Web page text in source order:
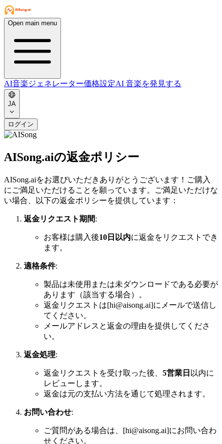
Open main menu
AI音楽ジェネレーター価格設定AI 音楽を発見する
JA
ログイン
AISong.aiの返金ポリシー
AISong.aiをお選びいただきありがとうございます！ご購入
にご満足いただけることを願っています。ご満足いただけな
い場合、以下の返金ポリシーを提供しています：
返金リクエスト期間:
お客様は購入後10日以内に返金をリクエストでき
ます。
適格条件:
製品は未使用または未ダウンロードである必要が
あります（該当する場合）。
返金リクエストは[hi@aisong.ai]にメールで送信し
てください。
メールアドレスと返金の理由を提供してくださ
い。
返金処理:
返金リクエストを受け取った後、 5営業日 以内に
レビューします。
返金は元の支払い方法を通じて処理されます。
お問い合わせ:
ご質問がある場合は、[hi@aisong.ai]にお問い合わ
せください。